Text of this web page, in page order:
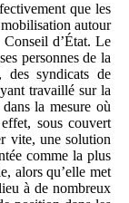
que les
autour
d’État. Le
personnes de la
des syndicats de
travaillé sur la
la mesure où
sous couvert
vite, une solution
comme la plus
alors qu’elle met
à de nombreux